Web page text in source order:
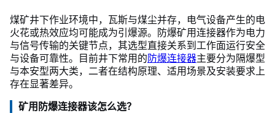
煤矿井下作业环境中，瓦斯与煤尘并存，电气设备产生的电
火花或热效应均可能成为引爆源。防爆矿用连接器作为电力
与信号传输的关键节点，其选型直接关系到工作面运行安全
与设备可靠性。目前井下常用的防爆连接器主要分为隔爆型
与本安型两大类，二者在结构原理、适用场景及安装要求上
存在显著差异。
矿用防爆连接器该怎么选？